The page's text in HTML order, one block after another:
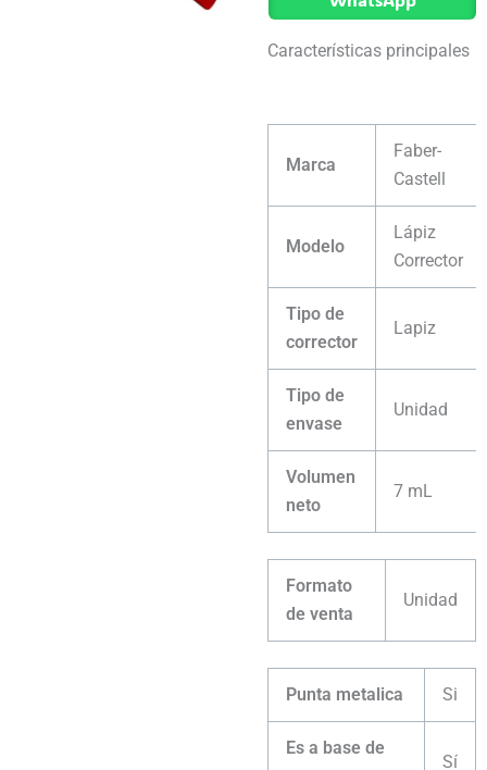
Características principales
Marca
Faber-
Castell
Modelo
Lápiz
Corrector
Tipo de
corrector
Lapiz
Tipo de
envase
Unidad
Volumen
neto
7 mL
Formato
de venta
Unidad
Punta metalica Si
Es a base de
Sí